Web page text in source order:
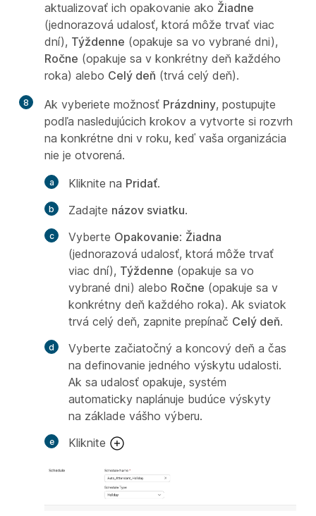
aktualizovať ich opakovanie ako Žiadne
(jednorazová udalosť, ktorá môže trvať viac
dní), Týždenne (opakuje sa vo vybrané dni),
Ročne (opakuje sa v konkrétny deň každého
roka) alebo Celý deň (trvá celý deň).
8 Ak vyberiete možnosť Prázdniny, postupujte
podľa nasledujúcich krokov a vytvorte si rozvrh
na konkrétne dni v roku, keď vaša organizácia
nie je otvorená.
Kliknite na Pridať.
Zadajte názov sviatku.
Vyberte Opakovanie: Žiadna
(jednorazová udalosť, ktorá môže trvať
viac dní), Týždenne (opakuje sa vo
vybrané dni) alebo Ročne (opakuje sa v
konkrétny deň každého roka). Ak sviatok
trvá celý deň, zapnite prepínač Celý deň.
Vyberte začiatočný a koncový deň a čas
na definovanie jedného výskytu udalosti.
Ak sa udalosť opakuje, systém
automaticky naplánuje budúce výskyty
na základe vášho výberu.
Kliknite